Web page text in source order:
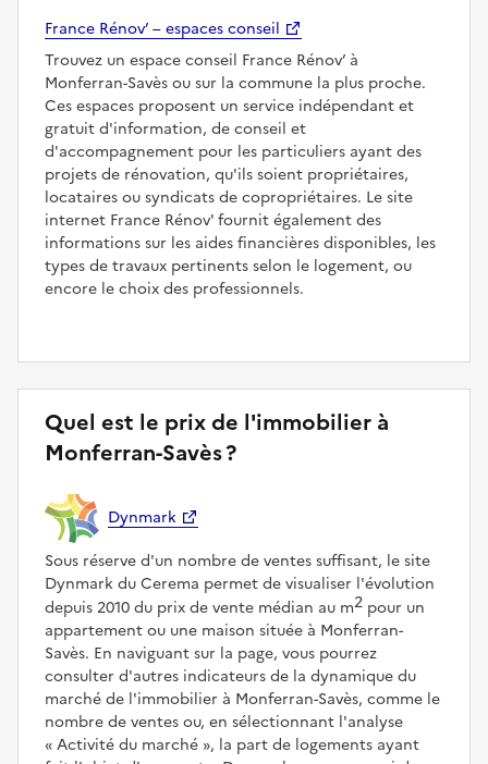
France Rénov’ – espaces conseil
Trouvez un espace conseil France Rénov’ à
Monferran-Savès ou sur la commune la plus proche.
Ces espaces proposent un service indépendant et
gratuit d'information, de conseil et
d'accompagnement pour les particuliers ayant des
projets de rénovation, qu'ils soient propriétaires,
locataires ou syndicats de copropriétaires. Le site
internet France Rénov' fournit également des
informations sur les aides financières disponibles, les
types de travaux pertinents selon le logement, ou
encore le choix des professionnels.
Quel est le prix de l'immobilier à
Monferran-Savès ?
Dynmark
Sous réserve d'un nombre de ventes suffisant, le site
Dynmark du Cerema permet de visualiser l'évolution
depuis 2010 du prix de vente médian au m2 pour un
appartement ou une maison située à Monferran-
Savès. En naviguant sur la page, vous pourrez
consulter d'autres indicateurs de la dynamique du
marché de l'immobilier à Monferran-Savès, comme le
nombre de ventes ou, en sélectionnant l'analyse
Activité du marché , la part de logements ayant